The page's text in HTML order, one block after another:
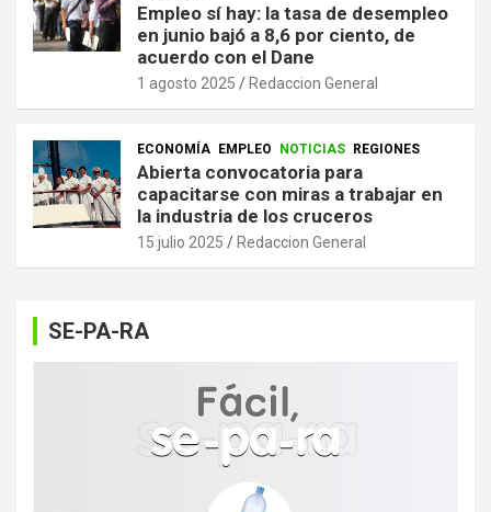
Empleo sí hay: la tasa de desempleo
en junio bajó a 8,6 por ciento, de
acuerdo con el Dane
1 agosto 2025 Redaccion General
ECONOMÍA EMPLEO NOTICIAS REGIONES
Abierta convocatoria para
capacitarse con miras a trabajar en
la industria de los cruceros
15 julio 2025 Redaccion General
SE-PA-RA